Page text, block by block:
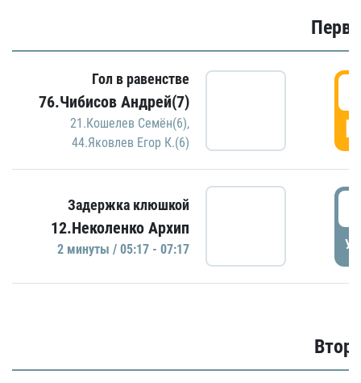
Гол в равенстве
76.Чибисов Андрей(7)
21.Кошелев Семён(6),
44.Яковлев Егор К.(6)
Задержка клюшкой
12.Неколенко Архип
2 минуты / 05:17 - 07:17